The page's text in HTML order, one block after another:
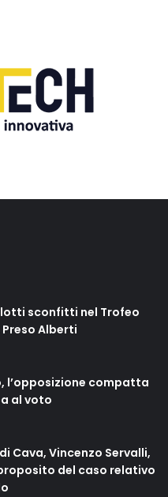
sconfitti nel Trofeo
Alberti
l’opposizione compatta
al voto
Cava, Vincenzo Servalli,
del caso relativo